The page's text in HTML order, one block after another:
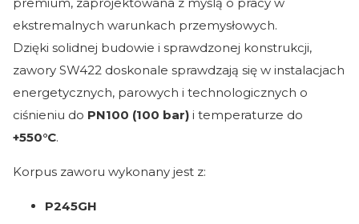
ekstremalnych warunkach przemysłowych.
Dzięki solidnej budowie i sprawdzonej konstrukcji,
zawory SW422 doskonale sprawdzają się w instalacjach
energetycznych, parowych i technologicznych o
ciśnieniu do PN100 (100 bar) i temperaturze do
+550°C.
Korpus zaworu wykonany jest z:
P245GH